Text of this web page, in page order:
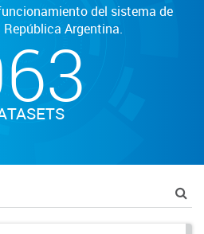
del sistema de
Argentina.